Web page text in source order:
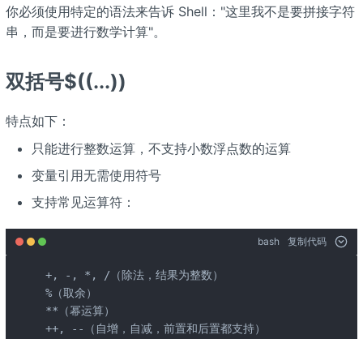
你必须使用特定的语法来告诉 Shell："这里我不是要拼接字符
串，而是要进行数学计算"。
双括号$((...))
特点如下：
只能进行整数运算，不支持小数浮点数的运算
变量引用无需使用符号
支持常见运算符：
bash 复制代码
+, -, *, /（除法，结果为整数）
%（取余）
**（幂运算）
++, --（自增，自减，前置和后置都支持）